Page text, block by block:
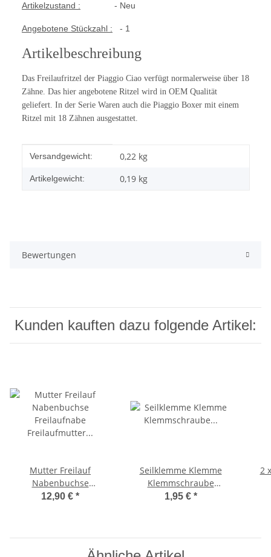
Artikelzustand : - Neu
Angebotene Stückzahl : - 1
Artikelbeschreibung
Das Freilaufritzel der Piaggio Ciao verfügt normalerweise über 18
Zähne. Das hier angebotene Ritzel wird in OEM Qualität
geliefert. In der Serie Waren auch die Piaggio Boxer mit einem
Ritzel mit 18 Zähnen ausgestattet.
Produkteigenschaft
Wert
Versandgewicht: 0,22 kg
Artikelgewicht: 0,19 kg
Bewertungen
Kunden kauften dazu folgende Artikel:
Mutter Freilauf
Nabenbuchse
Freilaufnabe
12,90 € *
Seilklemme Klemme
Klemmschraube
BremszugKlemmplättchen
1,95 € *
2